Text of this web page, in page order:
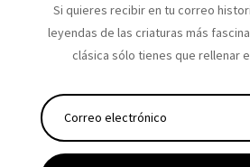
Si quieres recibir en tu correo
leyendas de las criaturas más
clásica sólo tienes que rellenar